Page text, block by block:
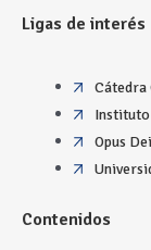
Ligas de interés
Cátedra
Instituto
Opus Dei
Contenidos